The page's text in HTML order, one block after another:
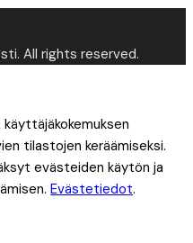
All rights reserved.
tilastojen keräämiseksi.
evästeiden käytön ja
Evästetiedot.